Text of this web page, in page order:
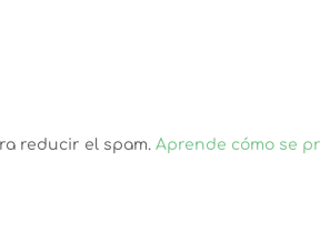
reducir el spam.Aprende cómo se